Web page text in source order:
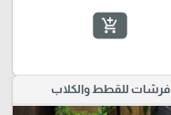
add_shopping_cart
فرشات للقطط والكلاب